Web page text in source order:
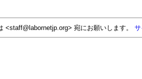
<staff@labornetjp.org> 宛にお願いします。